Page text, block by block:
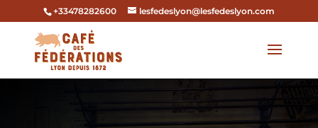
+33478282600 lesfedeslyon@lesfedeslyon.com